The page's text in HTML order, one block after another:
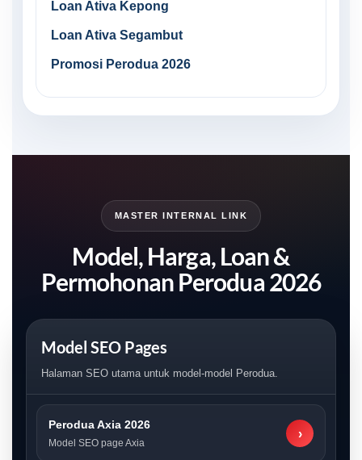
Loan Ativa Kepong
Loan Ativa Segambut
Promosi Perodua 2026
MASTER INTERNAL LINK
Model, Harga, Loan &
Permohonan Perodua 2026
Model SEO Pages
Halaman SEO utama untuk model-model Perodua.
Perodua Axia 2026
Model SEO page Axia
›